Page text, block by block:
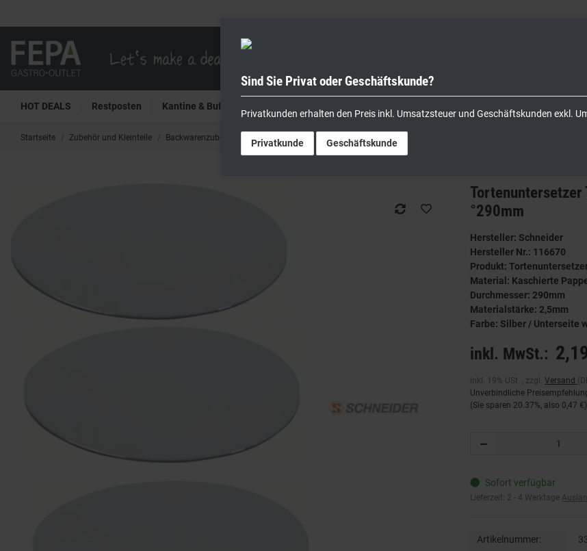
HOT DEALS Restposten Kantine & Buffet
Startseite Zubehör und Kleinteile Backwarenzubehör Tortenuntersetzer Tortenuntersetzer Tortenscheibe Tortenunterleger 3er Set silber °290mm
°290mm
Hersteller: Schneider
Hersteller Nr.: 116670
Produkt:
Material: Kaschierte
Durchmesser: 290mm
Materialstärke: 2,5mm
Farbe: Silber / Unterseite
inkl. MwSt.:
inkl. 19% USt. , zzgl. Versand
Unverbindliche
(Sie sparen 20.37%, also 0,47 €)
Sofort verfügbar
Lieferzeit: 2 - 4 Werktage
Artikelnummer:
Sind Sie Privat oder Geschäftskunde?
Privatkunden erhalten den Preis inkl. Umsatzsteuer und Geschäftskunden exkl.
Privatkunde Geschäftskunde